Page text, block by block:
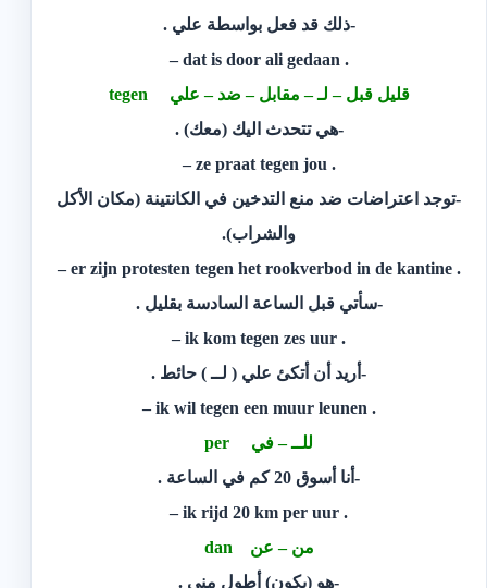
-ذلك قد فعل بواسطة علي .
. dat is door ali gedaan –
قليل قبل – لـ – مقابل – ضد – علي tegen
-هي تتحدث اليك (معك) .
. ze praat tegen jou –
-توجد اعتراضات ضد منع التدخين في الكانتينة (مكان الأكل
والشراب).
. er zijn protesten tegen het rookverbod in de kantine –
-سأتي قبل الساعة السادسة بقليل .
. ik kom tegen zes uur –
-أريد أن أتكئ علي ( لــ ) حائط .
. ik wil tegen een muur leunen –
للــ – في per
-أنا أسوق 20 كم في الساعة .
. ik rijd 20 km per uur –
من – عن dan
-هو (يكون) أطول مني .